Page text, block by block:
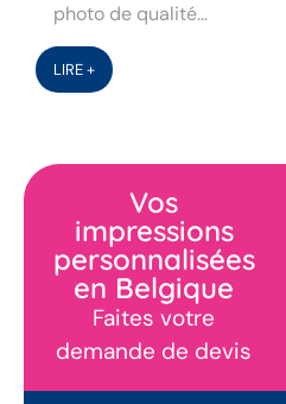
photo de qualité...
LIRE +
Vos
impressions
personnalisées
en Belgique
Faites votre
demande de devis